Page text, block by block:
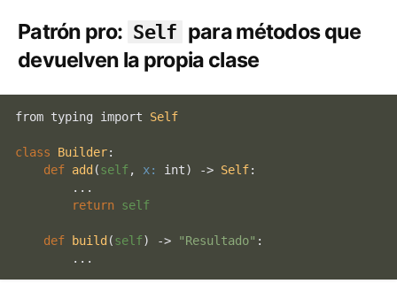
Patrón pro: Self para métodos que
devuelven la propia clase
from typing import Self
class Builder:
def add (self , x: int) -> Self:
        ...
return self
def build (self) -> "Resultado" :